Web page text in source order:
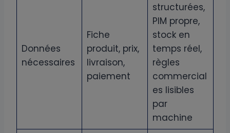
Données
nécessaires
Fiche
produit, prix,
livraison,
paiement
structurées,
PIM propre,
stock en
temps réel,
règles
commercial
es lisibles
par
machine